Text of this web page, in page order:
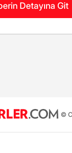
Detayına Git
©